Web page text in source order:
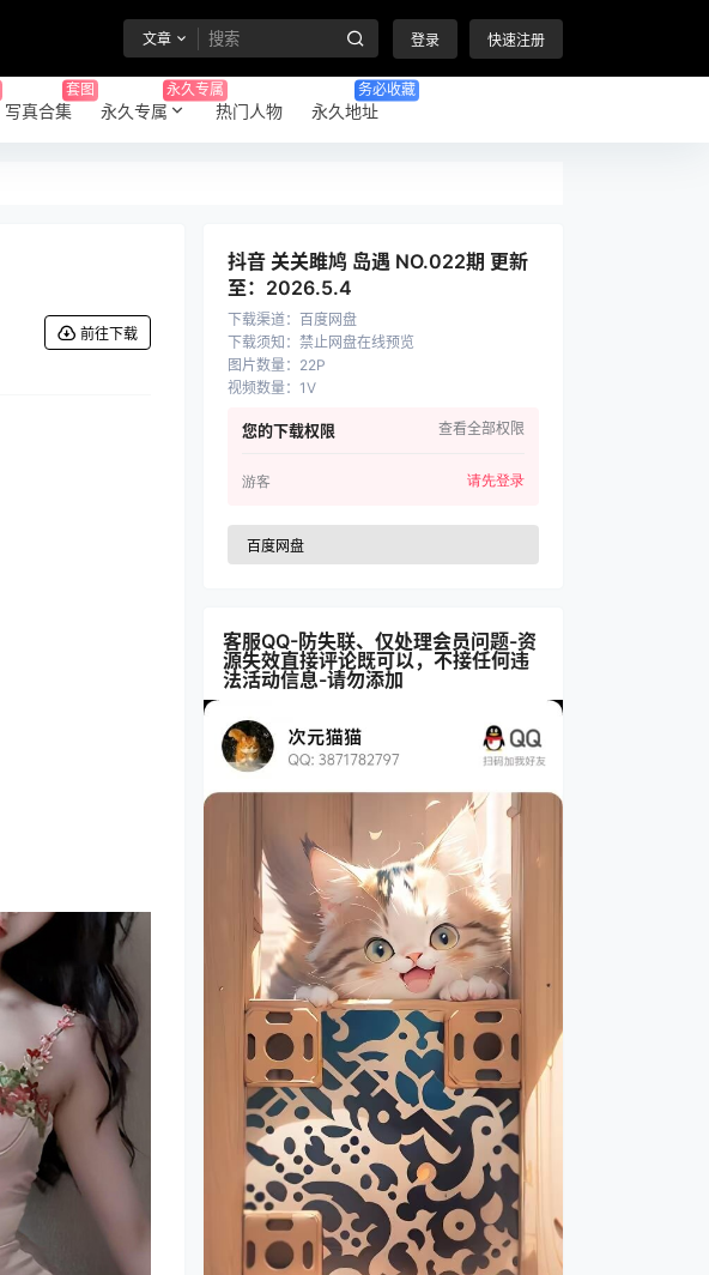
文章 登录 快速注册
写真合集
套图
永久专属
永久专属
热门人物 永久地址
务必收藏
前往下载
抖音 关关雎鸠 岛遇 NO.022期 更新
至：2026.5.4
下载渠道： 百度网盘
下载须知 ： 禁止网盘在线预览
图片数量： 22P
视频数量： 1V
您的下载权限 查看全部权限
游客 请先登录
百度网盘
客服QQ-防失联、仅处理会员问题-资
源失效直接评论既可以，不接任何违
法活动信息-请勿添加